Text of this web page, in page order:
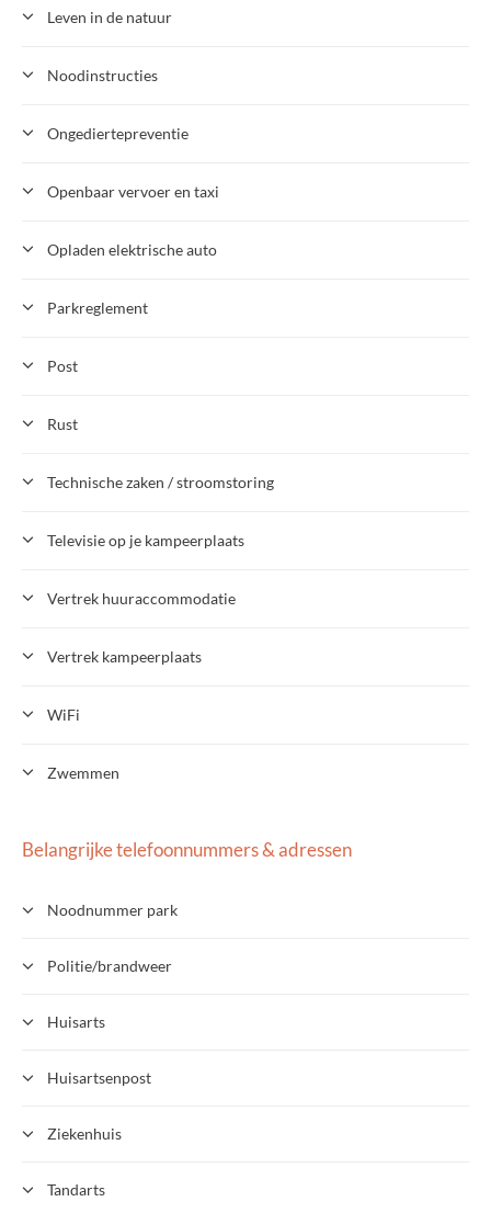
Leven in de natuur
Noodinstructies
Ongediertepreventie
Openbaar vervoer en taxi
Opladen elektrische auto
Parkreglement
Post
Rust
Technische zaken / stroomstoring
Televisie op je kampeerplaats
Vertrek huuraccommodatie
Vertrek kampeerplaats
WiFi
Zwemmen
Belangrijke telefoonnummers & adressen
Noodnummer park
Politie/brandweer
Huisarts
Huisartsenpost
Ziekenhuis
Tandarts